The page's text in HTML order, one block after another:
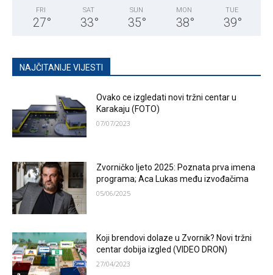
FRI
27°
SAT
33°
SUN
35°
MON
38°
TUE
39°
NAJČITANIJE VIJESTI
Ovako ce izgledati novi tržni centar u
Karakaju (FOTO)
07/07/2023
Zvorničko ljeto 2025: Poznata prva imena
programa; Aca Lukas među izvođačima
05/06/2025
Koji brendovi dolaze u Zvornik? Novi tržni
centar dobija izgled (VIDEO DRON)
27/04/2023